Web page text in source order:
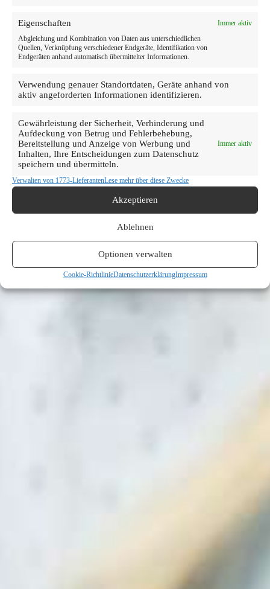
Eigenschaften
Immer aktiv
Abgleichung und Kombination von Daten aus unterschiedlichen
Quellen, Verknüpfung verschiedener Endgeräte, Identifikation von
Endgeräten anhand automatisch übermittelter Informationen.
Verwendung genauer Standortdaten, Geräte anhand von
aktiv angeforderten Informationen identifizieren.
Gewährleistung der Sicherheit, Verhinderung und
Aufdeckung von Betrug und Fehlerbehebung,
Bereitstellung und Anzeige von Werbung und
Inhalten, Ihre Entscheidungen zum Datenschutz
speichern und übermitteln.
Immer aktiv
Verwalten von 1773-LieferantenLese mehr über diese Zwecke
Akzeptieren
Ablehnen
Optionen verwalten
Cookie-RichtlinieDatenschutzerklärungImpressum